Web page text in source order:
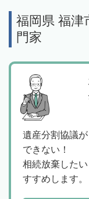
福岡県 福津
門家
遺産分割協議
できない！
相続放棄した
すすめします。